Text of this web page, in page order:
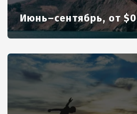
Июнь–сентябрь, от $0